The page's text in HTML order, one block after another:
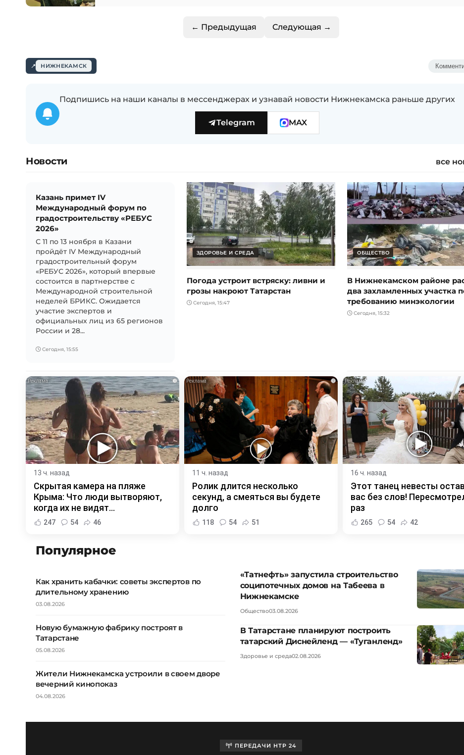
← Предыдущая Следующая →
НИЖНЕКАМСК
Подпишись на наши каналы в мессенджерах и узнавай новости Нижнекамска раньше других
Telegram MAX
Новости все
Казань примет IV
Международный форум по
градостроительству «РЕБУС
2026»
С 11 по 13 ноября в Казани
пройдёт IV Международный
градостроительный форум
«РЕБУС 2026», который впервые
состоится в партнерстве с
Международной строительной
неделей БРИКС. Ожидается
участие экспертов и
официальных лиц из 65 регионов
России и 28...
Сегодня, 15:55
ЗДОРОВЬЕ И СРЕДА
Погода устроит встряску: ливни и
грозы накроют Татарстан
Сегодня, 15:47
ОБЩЕСТВО
В Нижнекамском районе
два захламленных участка
требованию минэкологии
Сегодня, 15:32
i
13 ч. назад
Скрытая камера на пляже
Крыма: Что люди вытворяют,
когда их не видят...
247 54 46
i
11 ч. назад
Ролик длится несколько
секунд, а смеяться вы будете
долго
118 54 51
16 ч. назад
Этот танец невесты
вас без слов!
раз
265 54 42
Популярное
Как хранить кабачки: советы экспертов по
длительному хранению
03.08.2026
Новую бумажную фабрику построят в
Татарстане
05.08.2026
Жители Нижнекамска устроили в своем дворе
вечерний кинопоказ
04.08.2026
«Татнефть» запустила строительство
соципотечных домов на Табеева в
Нижнекамске
Общество03.08.2026
В Татарстане планируют построить
татарский Диснейленд — «Туганленд»
Здоровье и среда02.08.2026
ПЕРЕДАЧИ НТР 24